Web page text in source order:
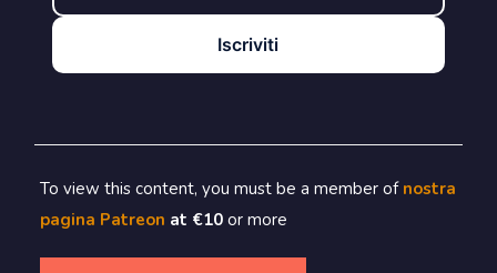
Iscriviti
To view this content, you must be a member of nostra
pagina Patreon at €10 or more